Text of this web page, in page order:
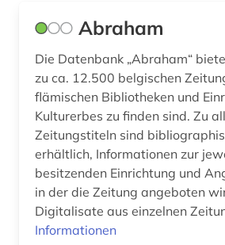
deutschlandbild (1)
deutschlandblätter (1)
deutschsprachiger raum (1)
digitalisierung (1)
diplomarbeit (1)
diskriminierung (1)
Abraham
Die Datenbank „Abraham“
zu ca. 12.500 belgischen
flämischen Bibliotheken und
Kulturerbes zu finden sind. Zu
Zeitungstiteln sind
erhältlich, Informationen zur
besitzenden Einrichtung und
in der die Zeitung angeboten
Digitalisate aus einzelnen
Informationen